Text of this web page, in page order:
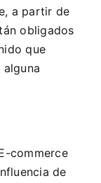
a partir de
obligados
que
commerce
de